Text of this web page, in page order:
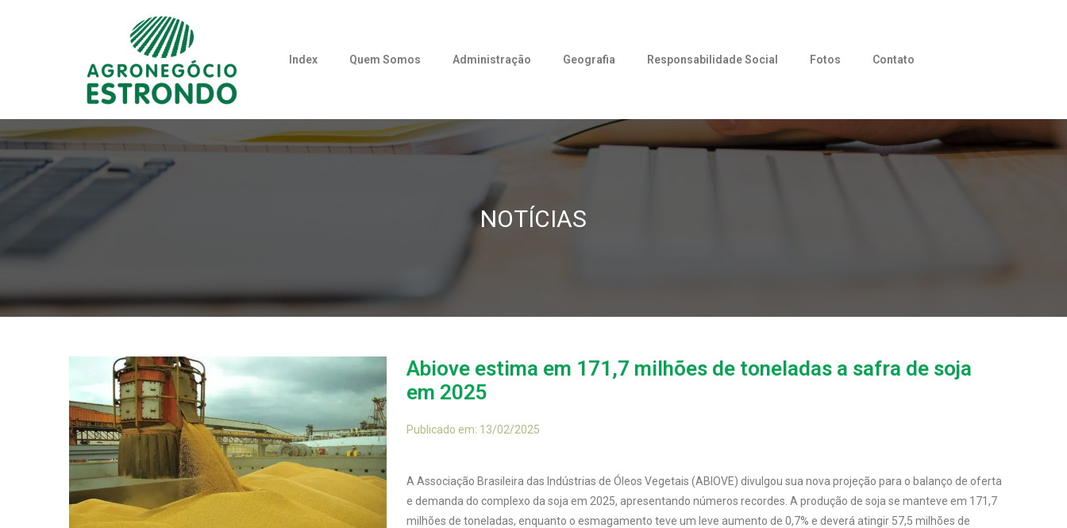
Index Quem Somos Administração Geografia Responsabilidade Social Fotos Contato
NOTÍCIAS
Abiove estima em 171,7 milhões de toneladas a safra de soja
em 2025
Publicado em: 13/02/2025
A Associação Brasileira das Indústrias de Óleos Vegetais (ABIOVE) divulgou sua nova projeção para o balanço de oferta
e demanda do complexo da soja em 2025, apresentando números recordes. A produção de soja se manteve em 171,7
milhões de toneladas, enquanto o esmagamento teve um leve aumento de 0,7% e deverá atingir 57,5 milhões de